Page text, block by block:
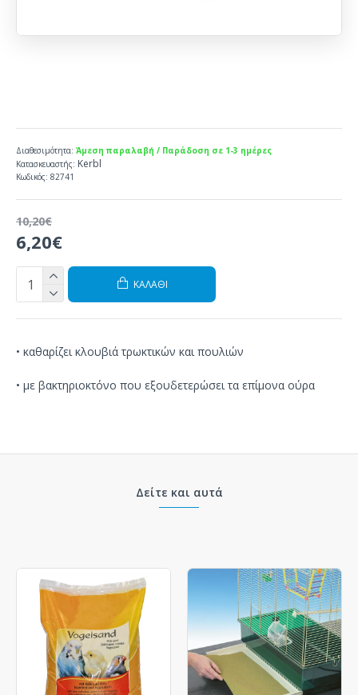
6,20€
10,20€
Διαθεσιμότητα: Άμεση παραλαβή / Παράδοση σε 1-3 ημέρες
Κατασκευαστής: Kerbl
Κωδικός: 82741
ΚΑΛΆΘΙ
• καθαρίζει κλουβιά τρωκτικών και πουλιών
• με βακτηριοκτόνο που εξουδετερώσει τα επίμονα ούρα
Δείτε και αυτά